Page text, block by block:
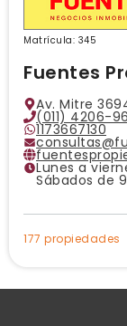
Fuentes
Av. Mitre
(011) 4206-
1173667130
Lunes a
Sábados de
Matrícula: 345
177 propiedades